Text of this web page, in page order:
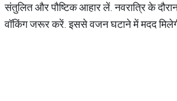
संतुलित और पौष्टिक आहार लें. नवरात्रि के
वॉकिंग जरूर करें. इससे वजन घटाने में मदद